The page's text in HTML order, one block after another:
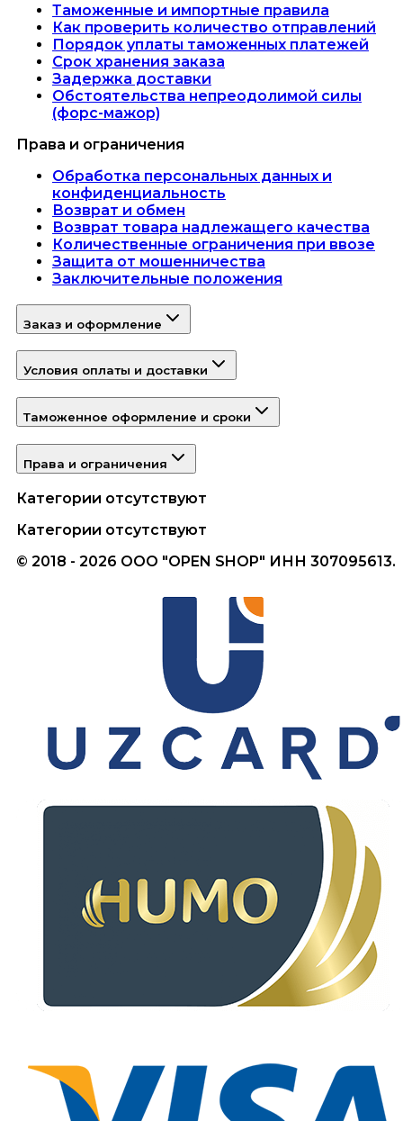
Таможенные и импортные правила
Как проверить количество отправлений
Порядок уплаты таможенных платежей
Срок хранения заказа
Задержка доставки
Обстоятельства непреодолимой силы
(форс-мажор)
Права и ограничения
Обработка персональных данных и
конфиденциальность
Возврат и обмен
Возврат товара надлежащего качества
Количественные ограничения при ввозе
Защита от мошенничества
Заключительные положения
Заказ и оформление
Условия оплаты и доставки
Таможенное оформление и сроки
Права и ограничения
Категории отсутствуют
Категории отсутствуют
© 2018 - 2026 ООО "OPEN SHOP" ИНН 307095613.